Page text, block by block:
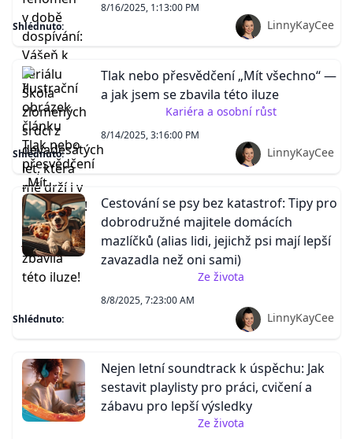
8/16/2025, 1:13:00 PM
Shlédnuto:
LinnyKayCee
Tlak nebo přesvědčení „Mít všechno“ —
a jak jsem se zbavila této iluze
Kariéra a osobní růst
8/14/2025, 3:16:00 PM
Shlédnuto:
LinnyKayCee
Cestování se psy bez katastrof: Tipy pro
dobrodružné majitele domácích
mazlíčků (alias lidi, jejichž psi mají lepší
zavazadla než oni sami)
Ze života
8/8/2025, 7:23:00 AM
Shlédnuto:
LinnyKayCee
Nejen letní soundtrack k úspěchu: Jak
sestavit playlisty pro práci, cvičení a
zábavu pro lepší výsledky
Ze života